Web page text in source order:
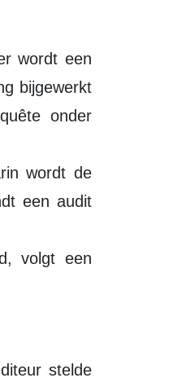
bijgewerkt
onder
wordt de
een audit
volgt een